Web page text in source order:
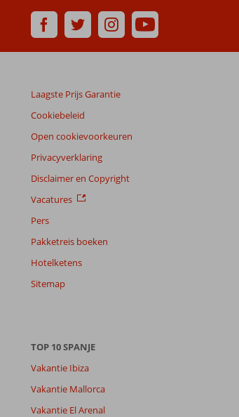
Laagste Prijs Garantie
Cookiebeleid
Open cookievoorkeuren
Privacyverklaring
Disclaimer en Copyright
Vacatures
Pers
Pakketreis boeken
Hotelketens
Sitemap
TOP 10 SPANJE
Vakantie Ibiza
Vakantie Mallorca
Vakantie El Arenal